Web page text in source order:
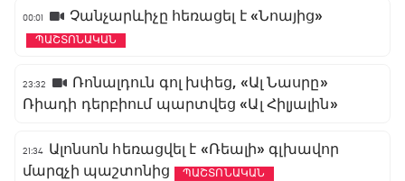
00:01 Չանչարևիչը հեռացել է «Նոայից»
ՊԱՇՏՈՆԱԿԱՆ
23:32
Ռոնալդուն գոլ խփեց, «Ալ Նասրը»
Ռիադի դերբիում պարտվեց «Ալ Հիլյալին»
21:34 Ալոնսոն հեռացվել է «Ռեալի» գլխավոր
մարզչի պաշտոնից
ՊԱՇՏՈՆԱԿԱՆ